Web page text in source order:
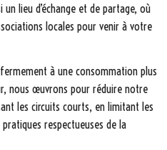
un lieu d’échange et de partage, où
locales pour venir à votre
à une consommation plus
nous œuvrons pour réduire notre
les circuits courts, en limitant les
respectueuses de la